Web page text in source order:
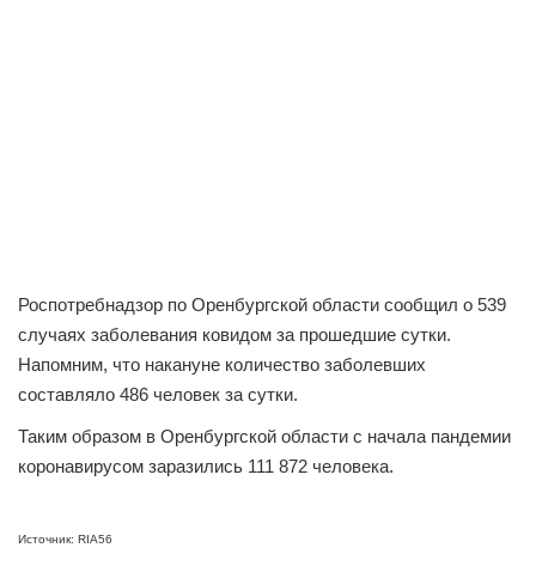
Роспотребнадзор по Оренбургской области сообщил о 539
случаях заболевания ковидом за прошедшие сутки.
Напомним, что накануне количество заболевших
составляло 486 человек за сутки.
Таким образом в Оренбургской области с начала пандемии
коронавирусом заразились 111 872 человека.
Источник: RIA56